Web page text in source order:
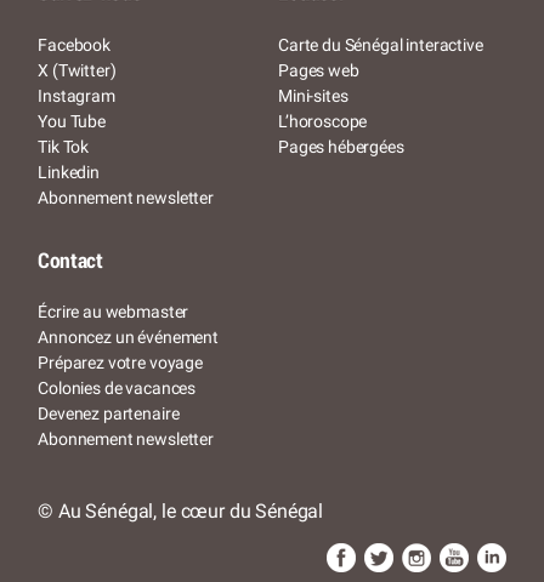
Facebook
X (Twitter)
Instagram
You Tube
Tik Tok
Linkedin
Abonnement newsletter
Carte du Sénégal interactive
Pages web
Mini-sites
L’horoscope
Pages hébergées
Contact
Écrire au webmaster
Annoncez un événement
Préparez votre voyage
Colonies de vacances
Devenez partenaire
Abonnement newsletter
© Au Sénégal, le cœur du Sénégal